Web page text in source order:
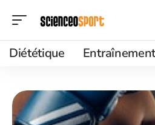
Diététique Entraînement